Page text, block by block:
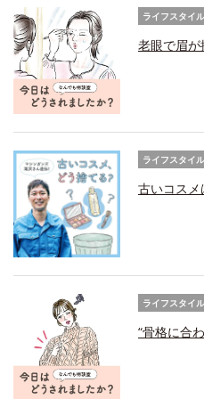
ライフスタイル
老眼で眉
ライフスタイル
古いコス
ライフスタイル
“骨格に合